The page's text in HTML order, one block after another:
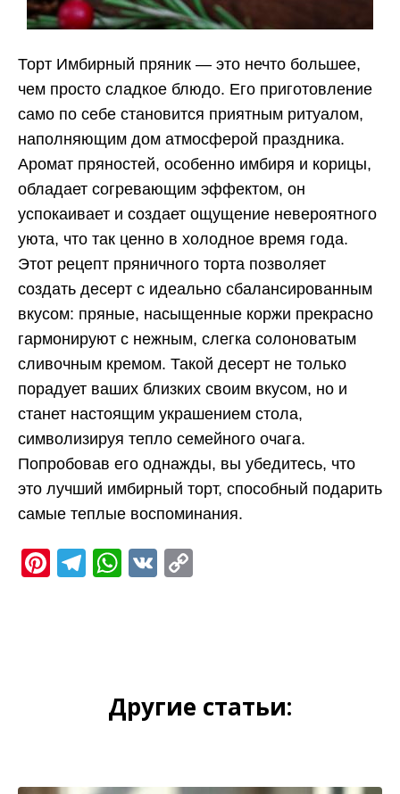
Торт Имбирный пряник — это нечто большее,
чем просто сладкое блюдо. Его приготовление
само по себе становится приятным ритуалом,
наполняющим дом атмосферой праздника.
Аромат пряностей, особенно имбиря и корицы,
обладает согревающим эффектом, он
успокаивает и создает ощущение невероятного
уюта, что так ценно в холодное время года.
Этот рецепт пряничного торта позволяет
создать десерт с идеально сбалансированным
вкусом: пряные, насыщенные коржи прекрасно
гармонируют с нежным, слегка солоноватым
сливочным кремом. Такой десерт не только
порадует ваших близких своим вкусом, но и
станет настоящим украшением стола,
символизируя тепло семейного очага.
Попробовав его однажды, вы убедитесь, что
это лучший имбирный торт, способный подарить
самые теплые воспоминания.
Pinterest
Telegram
WhatsApp
VK
Другие статьи: